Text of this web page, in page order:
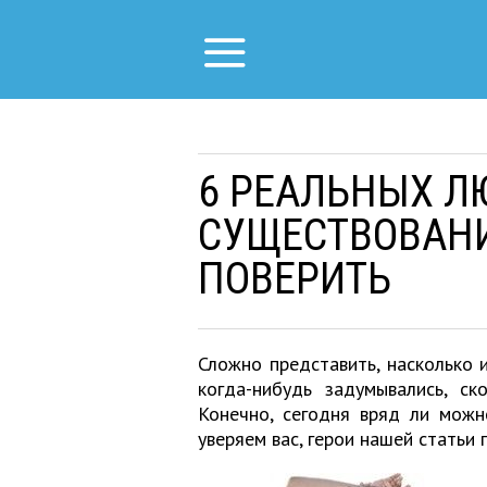
6 РЕАЛЬНЫХ
ПОВЕРИТЬ
Сложно представить,
когда-нибудь задумывались,
Конечно, сегодня вряд ли
уверяем вас, герои нашей